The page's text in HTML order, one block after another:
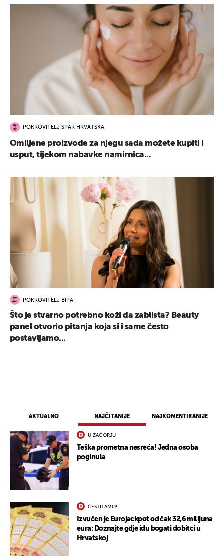
AKTUALNO NAJČITANIJE NAJKOMENTIRANIJE
U ZAGORJU
Teška prometna nesreća! Jedna osoba
poginula
ČESTITAMO!
Izvučen je Eurojackpot od čak 32,6 milijuna
eura: Doznajte gdje idu bogati dobitci u
Hrvatskoj
POKROVITELJ SPAR HRVATSKA
Omiljene proizvode za njegu sada možete kupiti i
usput, tijekom nabavke namirnica...
POKROVITELJ BIPA
Što je stvarno potrebno koži da zablista? Beauty
panel otvorio pitanja koja si i same često
postavljamo...